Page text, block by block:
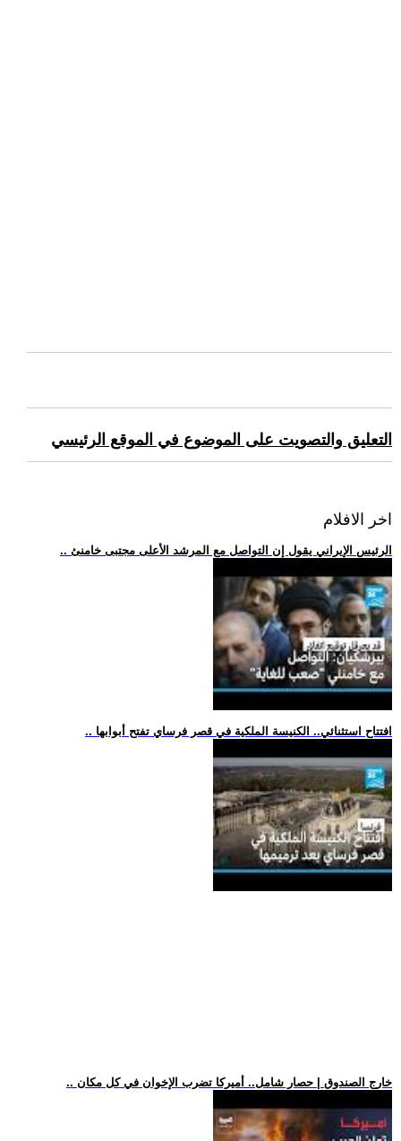
التعليق والتصويت على الموضوع في الموقع الرئيسي
اخر الافلام
.. الرئيس الإيراني يقول إن التواصل مع المرشد الأعلى مجتبى خامنئ
.. افتتاح استثنائي.. الكنيسة الملكية في قصر فرساي تفتح أبوابها
.. خارج الصندوق | حصار شامل.. أميركا تضرب الإخوان في كل مكان